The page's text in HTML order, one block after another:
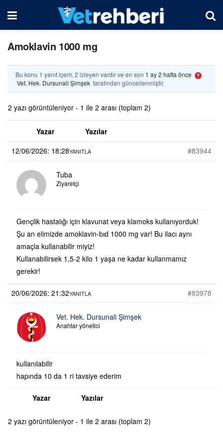
Amoklavin 1000 mg
Bu konu 1 yanıt içerir, 2 izleyen vardır ve en son 1 ay 2 hafta önce
Vet. Hek. Dursunali Şimşek tarafından güncellenmiştir.
2 yazı görüntüleniyor - 1 ile 2 arası (toplam 2)
Yazar
Yazılar
12/06/2026: 18:28
#83944
YANITLA
Tuba
Ziyaretçi
Gençlik hastalığı için klavunat veya klamoks kullanıyorduk!
Şu an elimizde amoklavin-bıd 1000 mg var! Bu ilacı aynı
amaçla kullanabilir miyiz!
Kullanabilirsek 1,5-2 kilo 1 yaşa ne kadar kullanmamız
gerekir!
20/06/2026: 21:32 #83978
YANITLA
Vet. Hek. Dursunali Şimşek
Anahtar yönetici
kullanılabilir
hapında 10 da 1 ri tavsiye ederim
Yazar Yazılar
2 yazı görüntüleniyor - 1 ile 2 arası (toplam 2)